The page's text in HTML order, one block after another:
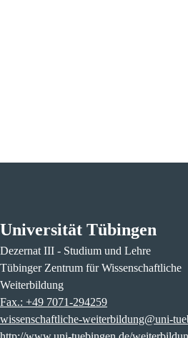
Universität Tübingen
Dezernat III - Studium und Lehre
Tübinger Zentrum für Wissenschaftliche
Weiterbildung
Fax.: +49 7071-294259
wissenschaftliche-weiterbildung@uni-